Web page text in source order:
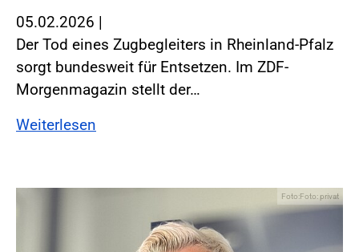
05.02.2026 |
Der Tod eines Zugbegleiters in Rheinland-Pfalz
sorgt bundesweit für Entsetzen. Im ZDF-
Morgenmagazin stellt der…
Weiterlesen
Foto:Foto: privat